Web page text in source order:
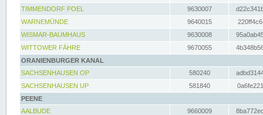
TIMMENDORF POEL
9630007
WARNEMÜNDE
9640015
WISMAR-BAUMHAUS
9630008
WITTOWER FÄHRE
9670055
ORANIENBURGER KANAL
SACHSENHAUSEN OP
580240
SACHSENHAUSEN UP
581840
PEENE
AALBUDE
9660009